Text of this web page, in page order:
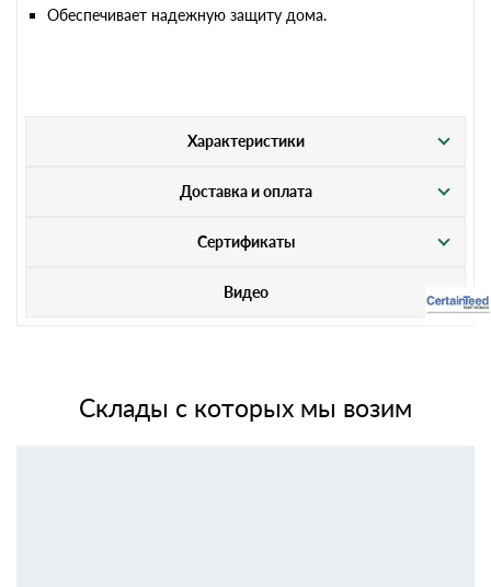
Обеспечивает надежную защиту дома.
Характеристики
Доставка и оплата
Сертификаты
Видео
Склады с которых мы возим